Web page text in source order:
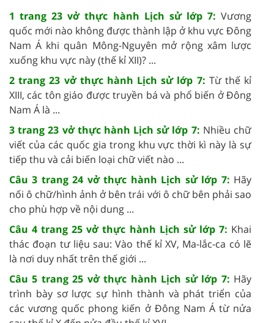
1 trang 23 vở thực hành Lịch sử lớp 7: Vương
quốc mới nào không được thành lập ở khu vực Đông
Nam Á khi quân Mông-Nguyên mở rộng xâm lược
xuống khu vực này (thế kỉ XII)? ...
2 trang 23 vở thực hành Lịch sử lớp 7: Từ thế kỉ
XIII, các tôn giáo được truyền bá và phổ biến ở Đông
Nam Á là ...
3 trang 23 vở thực hành Lịch sử lớp 7: Nhiều chữ
viết của các quốc gia trong khu vực thời kì này là sự
tiếp thu và cải biến loại chữ viết nào ...
Câu 3 trang 24 vở thực hành Lịch sử lớp 7: Hãy
nối ô chữ/hình ảnh ở bên trái với ô chữ bên phải sao
cho phù hợp về nội dung ...
Câu 4 trang 25 vở thực hành Lịch sử lớp 7: Khai
thác đoạn tư liệu sau: Vào thế kỉ XV, Ma-lắc-ca có lẽ
là nơi duy nhất trên thế giới ...
Câu 5 trang 25 vở thực hành Lịch sử lớp 7: Hãy
trình bày sơ lược sự hình thành và phát triển của
các vương quốc phong kiến ở Đông Nam Á từ nửa